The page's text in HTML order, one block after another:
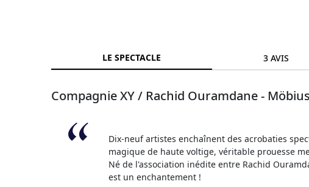
LE SPECTACLE 3 AVIS
Compagnie XY / Rachid Ouramdane - Möbius
Dix-neuf artistes enchaînent des acrobaties
magique de haute voltige, véritable prouesse
Né de l'association inédite entre Rachid
est un enchantement !